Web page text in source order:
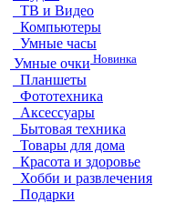
ТВ и Видео
Компьютеры
Умные часы
Умные очки Новинка
Планшеты
Фототехника
Аксессуары
Бытовая техника
Товары для дома
Красота и здоровье
Хобби и развлечения
Подарки